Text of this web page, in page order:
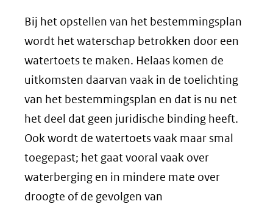
Bij het opstellen van het bestemmingsplan
wordt het waterschap betrokken door een
watertoets te maken. Helaas komen de
uitkomsten daarvan vaak in de toelichting
van het bestemmingsplan en dat is nu net
het deel dat geen juridische binding heeft.
Ook wordt de watertoets vaak maar smal
toegepast; het gaat vooral vaak over
waterberging en in mindere mate over
droogte of de gevolgen van